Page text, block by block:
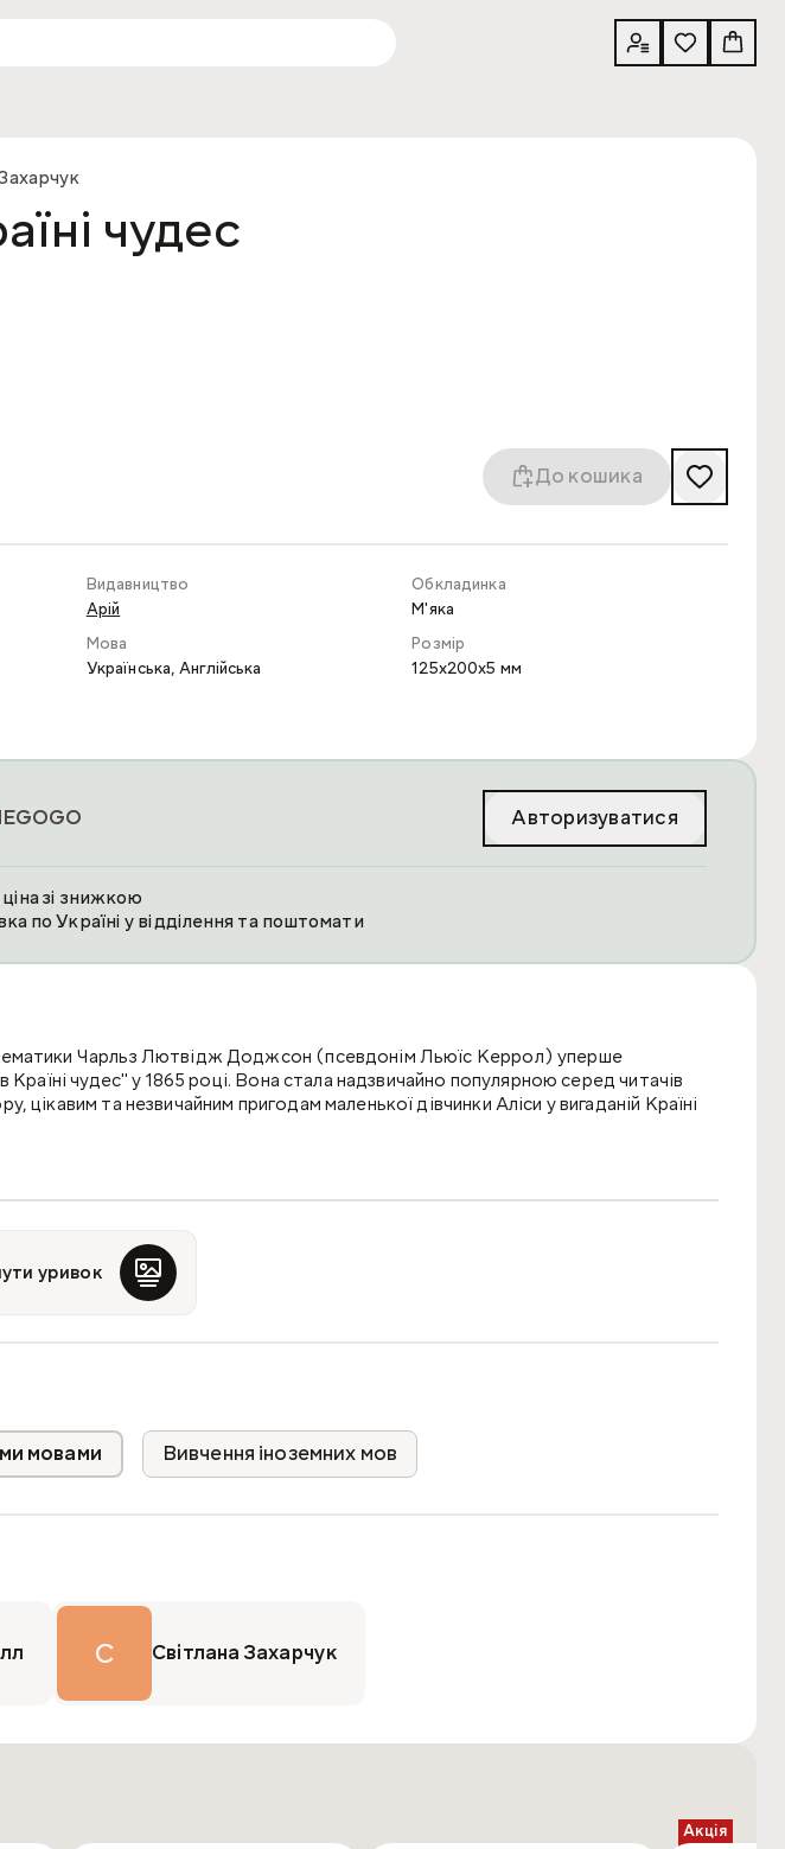
чудес
До кошика
Видавництво
Арій
Обкладинка
М'яка
Мова
Українська,Англійська
Розмір
125x200x5 мм
Авторизуватися
зі знижкою
по Україні у відділення та поштомати
Чарльз Лютвідж Доджсон (псевдонім Льюїс Керрол) уперше
Країні чудес" у 1865 році. Вона стала надзвичайно популярною серед читачів
цікавим та незвичайним пригодам маленької дівчинки Аліси у вигаданій Країні
Посібник рекомендується учням початкових класів загальноосвітніх шкіл,
хто вивчає або вдосконалює свої знання з англійської мови.
уривок
мовами Вивчення іноземних мов
С Світлана Захарчук
Акція